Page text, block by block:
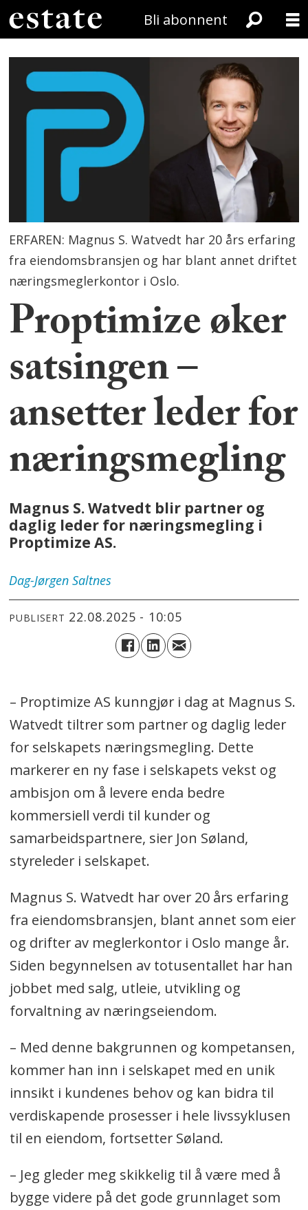
Bli abonnent
ERFAREN: Magnus S. Watvedt har 20 års erfaring
fra eiendomsbransjen og har blant annet driftet
næringsmeglerkontor i Oslo.
Proptimize øker
satsingen –
ansetter leder for
næringsmegling
Magnus S. Watvedt blir partner og
daglig leder for næringsmegling i
Proptimize AS.
Dag-Jørgen Saltnes
PUBLISERT 22.08.2025 - 10:05
– Proptimize AS kunngjør i dag at Magnus S.
Watvedt tiltrer som partner og daglig leder
for selskapets næringsmegling. Dette
markerer en ny fase i selskapets vekst og
ambisjon om å levere enda bedre
kommersiell verdi til kunder og
samarbeidspartnere, sier Jon Søland,
styreleder i selskapet.
Magnus S. Watvedt har over 20 års erfaring
fra eiendomsbransjen, blant annet som eier
og drifter av meglerkontor i Oslo mange år.
Siden begynnelsen av totusentallet har han
jobbet med salg, utleie, utvikling og
forvaltning av næringseiendom.
– Med denne bakgrunnen og kompetansen,
kommer han inn i selskapet med en unik
innsikt i kundenes behov og kan bidra til
verdiskapende prosesser i hele livssyklusen
til en eiendom, fortsetter Søland.
– Jeg gleder meg skikkelig til å være med å
bygge videre på det gode grunnlaget som